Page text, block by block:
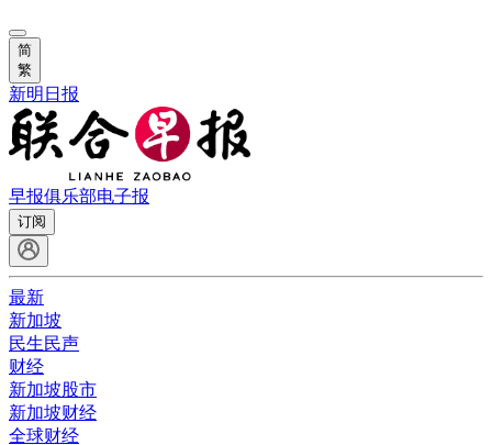
简
繁
新明日报
早报俱乐部电子报
订阅
最新
新加坡
民生民声
财经
新加坡股市
新加坡财经
全球财经